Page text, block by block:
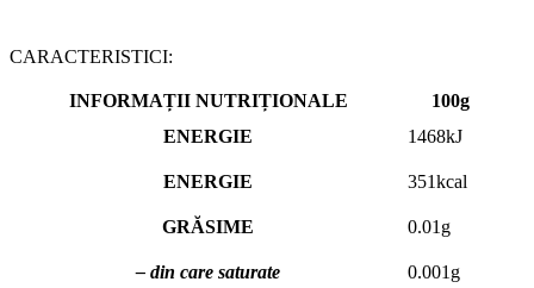
CARACTERISTICI:
INFORMAȚII NUTRIȚIONALE
100g
ENERGIE
1468kJ
ENERGIE 351kcаl
GRĂSIME 0.01g
– din care saturate 0.001g